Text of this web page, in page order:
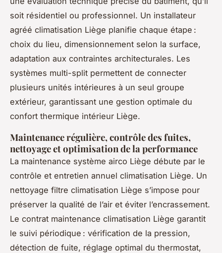
soit résidentiel ou professionnel. Un installateur
agréé climatisation Liège planifie chaque étape :
choix du lieu, dimensionnement selon la surface,
adaptation aux contraintes architecturales. Les
systèmes multi-split permettent de connecter
plusieurs unités intérieures à un seul groupe
extérieur, garantissant une gestion optimale du
confort thermique intérieur Liège.
Maintenance régulière, contrôle des fuites,
nettoyage et optimisation de la performance
La maintenance système airco Liège débute par le
contrôle et entretien annuel climatisation Liège. Un
nettoyage filtre climatisation Liège s’impose pour
préserver la qualité de l’air et éviter l’encrassement.
Le contrat maintenance climatisation Liège garantit
le suivi périodique : vérification de la pression,
détection de fuite, réglage optimal du thermostat,